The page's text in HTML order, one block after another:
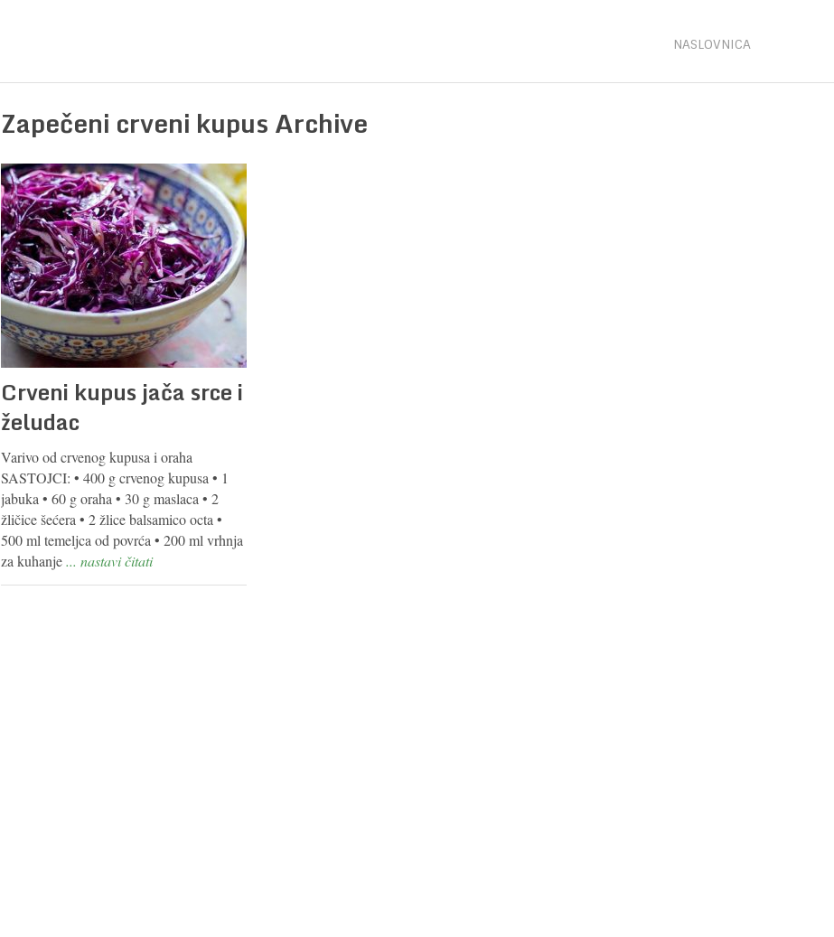
NASLOVNICA
Zapečeni crveni kupus Archive
Crveni kupus jača srce i
želudac
Varivo od crvenog kupusa i oraha
SASTOJCI: • 400 g crvenog kupusa • 1
jabuka • 60 g oraha • 30 g maslaca • 2
žličice šećera • 2 žlice balsamico octa •
500 ml temeljca od povrća • 200 ml vrhnja
za kuhanje... nastavi čitati